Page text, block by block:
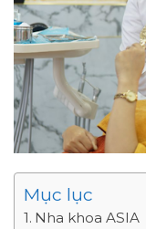
Mục lục
Nha khoa ASIA